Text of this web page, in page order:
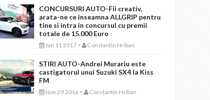
CONCURSURI AUTO-Fii creativ,
arata-ne ce inseamna ALLGRIP pentru
tine si intra in concursul cu premii
totale de 15.000 Euro
Jan 11 2017 - Constantin Hriban
STIRI AUTO-Andrei Murariu este
castigatorul unui Suzuki SX4 la Kiss
FM
Nov 29 2016 - Constantin Hriban